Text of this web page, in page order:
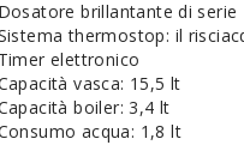
Dosatore brillantante di serie
thermostop: il
Timer elettronico
vasca: 15,5 lt
boiler: 3,4 lt
acqua: 1,8 lt